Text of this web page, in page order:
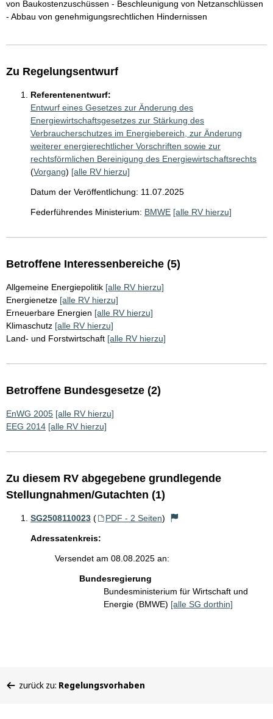
von Baukostenzuschüssen - Beschleunigung von Netzanschlüssen
- Abbau von genehmigungsrechtlichen Hindernissen
Zu Regelungsentwurf
Referentenentwurf:
Entwurf eines Gesetzes zur Änderung des
Energiewirtschaftsgesetzes zur Stärkung des
Verbraucherschutzes im Energiebereich, zur Änderung
weiterer energierechtlicher Vorschriften sowie zur
rechtsförmlichen Bereinigung des Energiewirtschaftsrechts
(Vorgang) [alle RV hierzu]
Datum der Veröffentlichung: 11.07.2025
Federführendes Ministerium: BMWE [alle RV hierzu]
Betroffene Interessenbereiche (5)
Allgemeine Energiepolitik [alle RV hierzu]
Energienetze [alle RV hierzu]
Erneuerbare Energien [alle RV hierzu]
Klimaschutz [alle RV hierzu]
Land- und Forstwirtschaft [alle RV hierzu]
Betroffene Bundesgesetze (2)
EnWG 2005 [alle RV hierzu]
EEG 2014 [alle RV hierzu]
Zu diesem RV abgegebene grundlegende
Stellungnahmen/Gutachten (1)
SG2508110023 ( PDF - 2 Seiten)
Adressatenkreis:
Versendet am 08.08.2025 an:
Bundesregierung
Bundesministerium für Wirtschaft und
Energie (BMWE) [alle SG dorthin]
befinden
zurück zu: Regelungsvorhaben